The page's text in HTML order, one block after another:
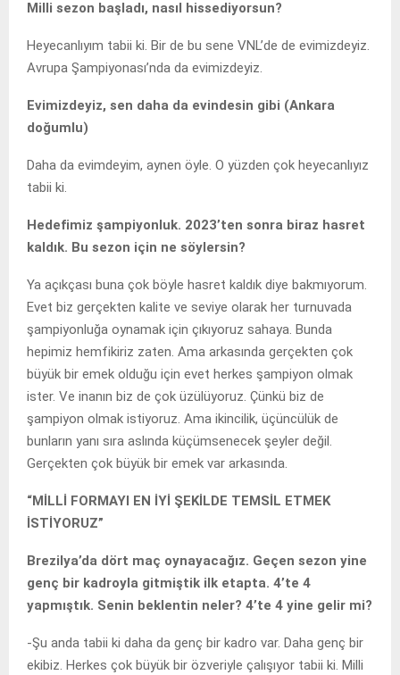
Milli sezon başladı, nasıl hissediyorsun?
Heyecanlıyım tabii ki. Bir de bu sene VNL’de de evimizdeyiz.
Avrupa Şampiyonası’nda da evimizdeyiz.
Evimizdeyiz, sen daha da evindesin gibi (Ankara
doğumlu)
Daha da evimdeyim, aynen öyle. O yüzden çok heyecanlıyız
tabii ki.
Hedefimiz şampiyonluk. 2023’ten sonra biraz hasret
kaldık. Bu sezon için ne söylersin?
Ya açıkçası buna çok böyle hasret kaldık diye bakmıyorum.
Evet biz gerçekten kalite ve seviye olarak her turnuvada
şampiyonluğa oynamak için çıkıyoruz sahaya. Bunda
hepimiz hemfikiriz zaten. Ama arkasında gerçekten çok
büyük bir emek olduğu için evet herkes şampiyon olmak
ister. Ve inanın biz de çok üzülüyoruz. Çünkü biz de
şampiyon olmak istiyoruz. Ama ikincilik, üçüncülük de
bunların yanı sıra aslında küçümsenecek şeyler değil.
Gerçekten çok büyük bir emek var arkasında.
“MİLLİ FORMAYI EN İYİ ŞEKİLDE TEMSİL ETMEK
İSTİYORUZ”
Brezilya’da dört maç oynayacağız. Geçen sezon yine
genç bir kadroyla gitmiştik ilk etapta. 4’te 4
yapmıştık. Senin beklentin neler? 4’te 4 yine gelir mi?
-Şu anda tabii ki daha da genç bir kadro var. Daha genç bir
ekibiz. Herkes çok büyük bir özveriyle çalışıyor tabii ki. Milli